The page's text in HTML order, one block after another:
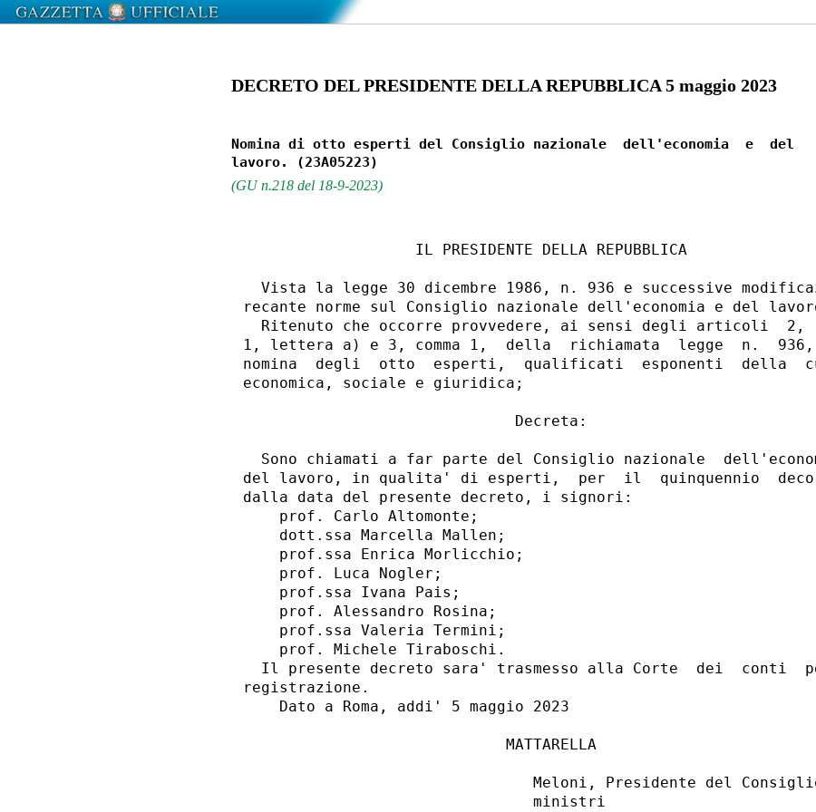
DECRETO DEL PRESIDENTE DELLA REPUBBLICA 5 maggio 2023
Nomina di otto esperti del Consiglio nazionale  dell'economia  e  del
(GU n.218 del 18-9-2023)
                   IL PRESIDENTE DELLA REPUBBLICA
Vista la legge 30 dicembre 1986, n. 936 e successive
recante norme sul Consiglio nazionale dell'economia e del
Ritenuto che occorre provvedere, ai sensi degli articoli  2,
1, lettera a) e 3, comma 1,  della  richiamata  legge  n.
nomina  degli  otto  esperti,  qualificati  esponenti  della
economica, sociale e giuridica;
                              Decreta:
Sono chiamati a far parte del Consiglio nazionale
del lavoro, in qualita' di esperti,  per  il  quinquennio
dalla data del presente decreto, i signori:
    prof. Carlo Altomonte;
    dott.ssa Marcella Mallen;
    prof.ssa Enrica Morlicchio;
    prof. Luca Nogler;
    prof.ssa Ivana Pais;
    prof. Alessandro Rosina;
    prof.ssa Valeria Termini;
    prof. Michele Tiraboschi.
Il presente decreto sara' trasmesso alla Corte  dei  conti
registrazione.
    Dato a Roma, addi' 5 maggio 2023
                             MATTARELLA
Meloni, Presidente del
                                ministri